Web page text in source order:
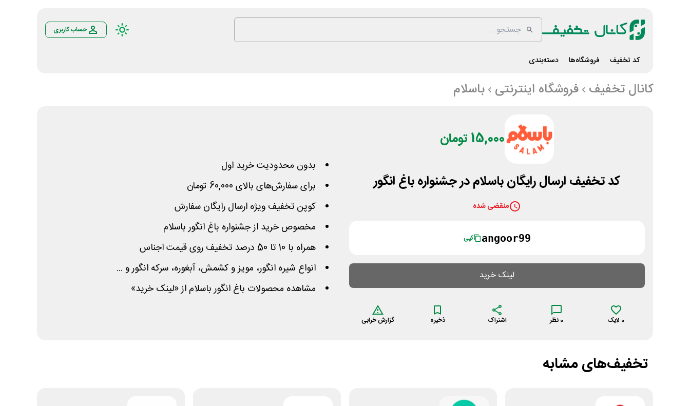
حساب کاربری
کد تخفیف فروشگاه‌ها دسته‌بندی
کانال تخفیف فروشگاه اینترنتی باسلام
15,000 تومان
کد تخفیف ارسال رایگان باسلام در جشنواره باغ انگور
منقضی شده
angoor99 کپی
لینک خرید
0 لایک 0 نظر اشتراک ذخیره گزارش خرابی
بدون محدودیت خرید اول
برای سفارش‌های بالای 60,000 تومان
کوپن تخفیف ویژه ارسال رایگان سفارش
مخصوص خرید از جشنواره باغ انگور باسلام
همراه با 10 تا 50 درصد تخفیف روی قیمت اجناس
انواع شیره انگور، مویز و کشمش، آبغوره، سرکه انگور و ...
مشاهده محصولات باغ انگور باسلام از «لینک خرید»
تخفیف‌های مشابه